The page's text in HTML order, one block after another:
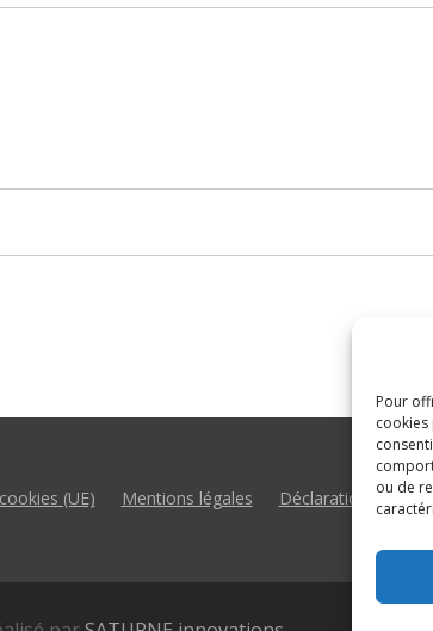
Pour
ou de
(UE) Mentions légales Déclaration